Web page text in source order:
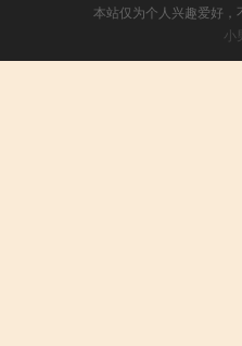
本站仅为个人兴趣爱好
小